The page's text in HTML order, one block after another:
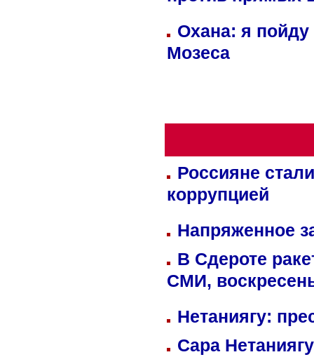
Охана: я пойду
Мозеса
Россияне
коррупцией
Напряженное
В Сдероте
СМИ,
Нетаниягу:
Сара